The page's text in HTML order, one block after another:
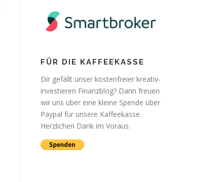
FÜR DIE KAFFEEKASSE
Dir gefällt unser kostenfreier kreativ-
investieren Finanzblog? Dann freuen
wir uns über eine kleine Spende über
Paypal für unsere Kaffeekasse.
Herzlichen Dank im Voraus.